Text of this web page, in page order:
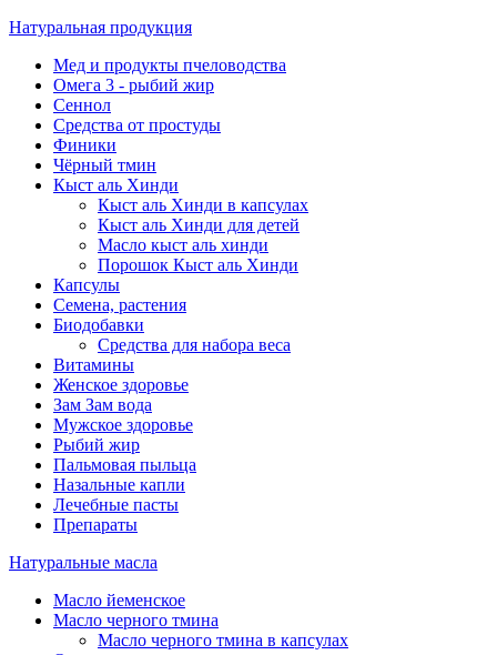
Натуральная продукция
Мед и продукты пчеловодства
Омега 3 - рыбий жир
Сеннол
Средства от простуды
Финики
Чёрный тмин
Кыст аль Хинди
Кыст аль Хинди в капсулах
Кыст аль Хинди для детей
Масло кыст аль хинди
Порошок Кыст аль Хинди
Капсулы
Семена, растения
Биодобавки
Средства для набора веса
Витамины
Женское здоровье
Зам Зам вода
Мужское здоровье
Рыбий жир
Пальмовая пыльца
Назальные капли
Лечебные пасты
Препараты
Натуральные масла
Масло йеменское
Масло черного тмина
Масло черного тмина в капсулах